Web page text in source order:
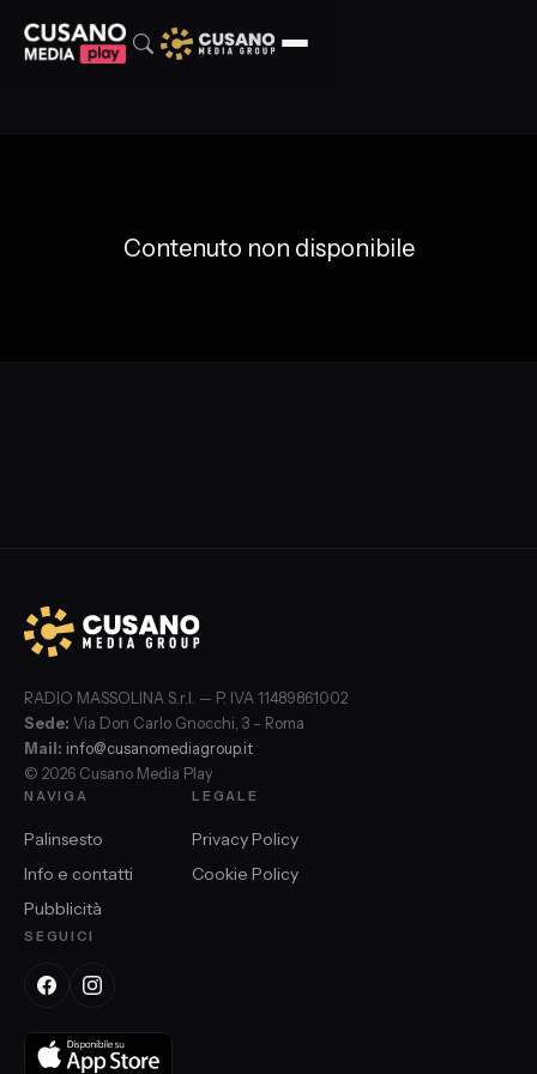
Contenuto non disponibile
RADIO MASSOLINA S.r.l. — P. IVA 11489861002
Sede: Via Don Carlo Gnocchi, 3 – Roma
Mail: info@cusanomediagroup.it
© 2026 Cusano Media Play
NAVIGA
Palinsesto
Info e contatti
Pubblicità
LEGALE
Privacy Policy
Cookie Policy
SEGUICI